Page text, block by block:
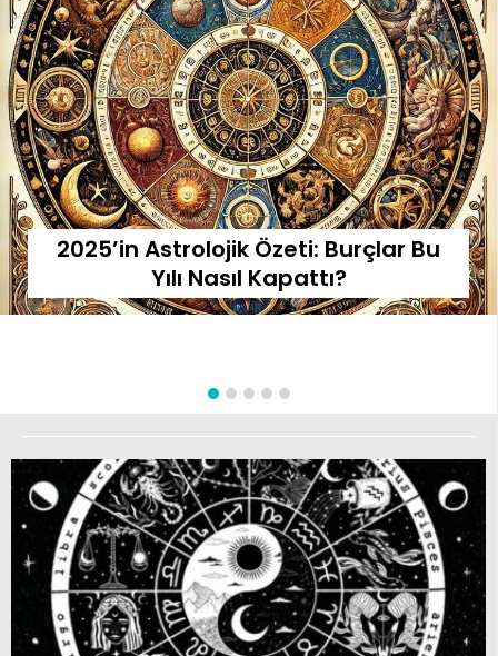
2025’in Astrolojik Özeti: Burçlar Bu
Yılı Nasıl Kapattı?